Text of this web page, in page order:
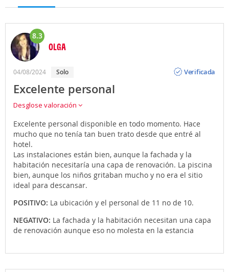
8.3
OLGA
04/08/2024 solo
Verificada
Excelente personal
Desglose valoración
Excelente personal disponible en todo momento. Hace
mucho que no tenía tan buen trato desde que entré al
hotel.
Las instalaciones están bien, aunque la fachada y la
habitación necesitaría una capa de renovación. La piscina
bien, aunque los niños gritaban mucho y no era el sitio
ideal para descansar.
POSITIVO: La ubicación y el personal de 11 no de 10.
NEGATIVO: La fachada y la habitación necesitan una capa
de renovación aunque eso no molesta en la estancia